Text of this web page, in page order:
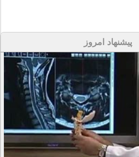
پیشنهاد امروز